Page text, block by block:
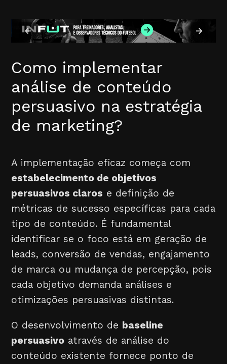
Como implementar
análise de conteúdo
persuasivo na estratégia
de marketing?
A implementação eficaz começa com
estabelecimento de objetivos
persuasivos claros e definição de
métricas de sucesso específicas para cada
tipo de conteúdo. É fundamental
identificar se o foco está em geração de
leads, conversão de vendas, engajamento
de marca ou mudança de percepção, pois
cada objetivo demanda análises e
otimizações persuasivas distintas.
O desenvolvimento de baseline
persuasivo através de análise do
conteúdo existente fornece ponto de